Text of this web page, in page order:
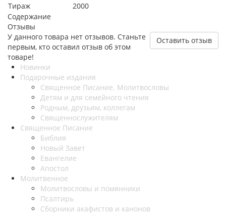
Тираж
2000
Содержание
Отзывы
Оставить отзыв
У данного товара нет отзывов. Станьте
первым, кто оставил отзыв об этом
товаре!
Новинки
Подарочные издания
Священное Писание. Молитвословы
Детям и для семейного чтения
Родным, друзьям, коллегам
Священнослужителям
Священное Писание
Библия
Новый Завет
Евангелие
Апостол
Молитвенное
Молитвословы и помянники
Псалтирь
Сборники акафистов и канонов